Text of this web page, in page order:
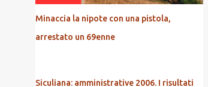
Minaccia la nipote con una pistola,
arrestato un 69enne
Siculiana: amministrative 2006. I risultati